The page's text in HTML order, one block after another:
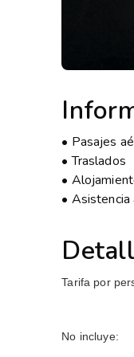
• Pasajes
• Traslados
•
• Asistencia
Tarifa por
No incluye: